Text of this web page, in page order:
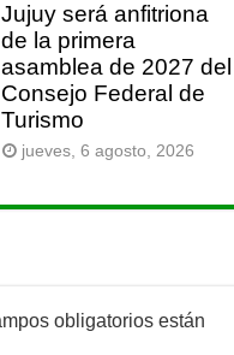
Jujuy será anfitriona
de la primera
asamblea de 2027 del
Consejo Federal de
Turismo
jueves, 6 agosto, 2026
obligatorios están